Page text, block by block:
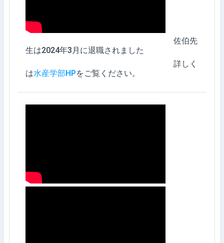
佐伯先
生は2024年3月に退職されました
詳しく
は水産学部HPをご覧ください。